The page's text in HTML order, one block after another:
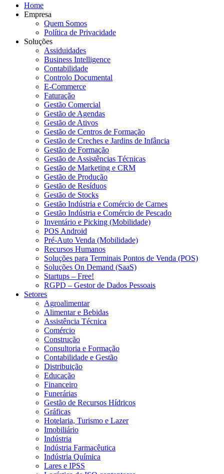
Home
Empresa
Quem Somos
Política de Privacidade
Soluções
Assiduidades
Business Intelligence
Contabilidade
Controlo Documental
E-Commerce
Faturação
Gestão Comercial
Gestão de Agendas
Gestão de Ativos
Gestão de Centros de Formação
Gestão de Creches e Jardins de Infância
Gestão de Formação
Gestão de Assistências Técnicas
Gestão de Marketing e CRM
Gestão de Produção
Gestão de Resíduos
Gestão de Stocks
Gestão Indústria e Comércio de Carnes
Gestão Indústria e Comércio de Pescado
Inventário e Picking (Mobilidade)
POS Android
Pré-Auto Venda (Mobilidade)
Recursos Humanos
Soluções para Terminais Pontos de Venda (POS)
Soluções On Demand (SaaS)
Startups – Free!
RGPD – Gestor de Dados Pessoais
Setores
Agroalimentar
Alimentar e Bebidas
Assistência Técnica
Comércio
Construção
Consultoria e Formação
Contabilidade e Gestão
Distribuição
Educação
Financeiro
Funerárias
Gestão de Recursos Hídricos
Gráficas
Hotelaria, Turismo e Lazer
Imobiliário
Indústria
Indústria Farmacêutica
Indústria Química
Lares e IPSS